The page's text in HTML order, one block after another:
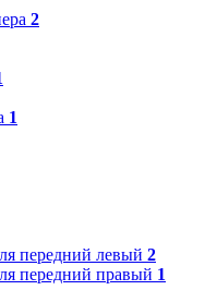
2
1
передний левый 2
передний правый 1